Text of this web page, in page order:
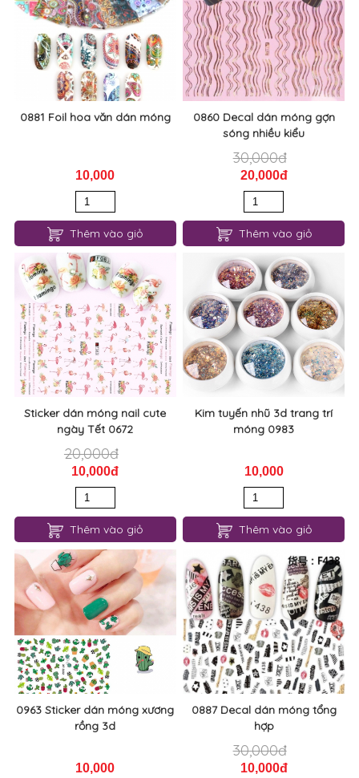
0881 Foil hoa văn dán móng
10,000
Thêm vào giỏ
0860 Decal dán móng gợn
sóng nhiều kiểu
30,000đ
20,000đ
Thêm vào giỏ
Sticker dán móng nail cute
ngày Tết 0672
20,000đ
10,000đ
Thêm vào giỏ
Kim tuyến nhũ 3d trang trí
móng 0983
10,000
Thêm vào giỏ
0963 Sticker dán móng xương
rồng 3d
10,000
0887 Decal dán móng tổng
hợp
30,000đ
10,000đ